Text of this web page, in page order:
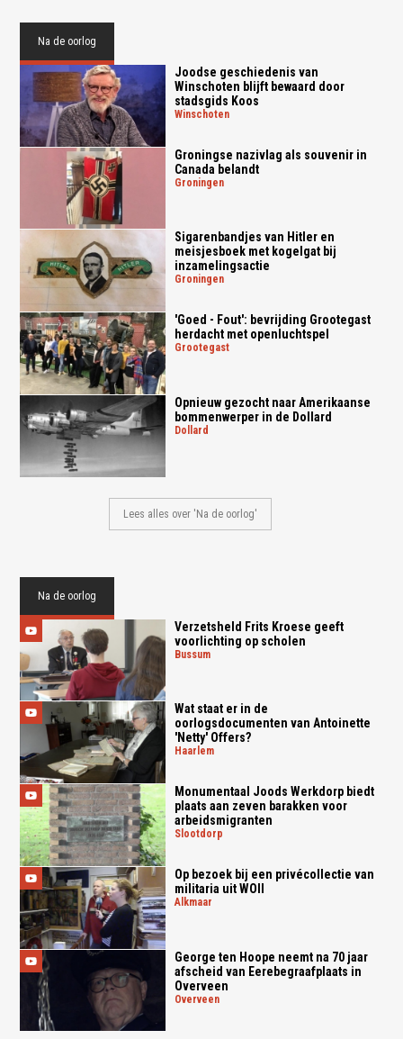
Na de oorlog
Joodse geschiedenis van
Winschoten blijft bewaard door
stadsgids Koos
winschoten
Groningse nazivlag als souvenir in
Canada belandt
groningen
Sigarenbandjes van Hitler en
meisjesboek met kogelgat bij
inzamelingsactie
groningen
'Goed - Fout': bevrijding Grootegast
herdacht met openluchtspel
grootegast
Opnieuw gezocht naar Amerikaanse
bommenwerper in de Dollard
dollard
Lees alles over 'Na de oorlog'
Na de oorlog
Verzetsheld Frits Kroese geeft
voorlichting op scholen
bussum
Wat staat er in de
oorlogsdocumenten van Antoinette
'Netty' Offers?
haarlem
Monumentaal Joods Werkdorp biedt
plaats aan zeven barakken voor
arbeidsmigranten
slootdorp
Op bezoek bij een privécollectie van
militaria uit WOII
alkmaar
George ten Hoope neemt na 70 jaar
afscheid van Eerebegraafplaats in
Overveen
overveen